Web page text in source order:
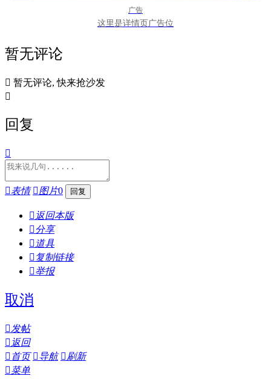
广告
这里是详情页广告位
暂无评论
 暂无评论, 快来抢沙发

回复

表情 图片0
 返回本版
分享
 道具
 复制链接
举报
取消
发帖
 返回
 首页 导航 刷新
菜单